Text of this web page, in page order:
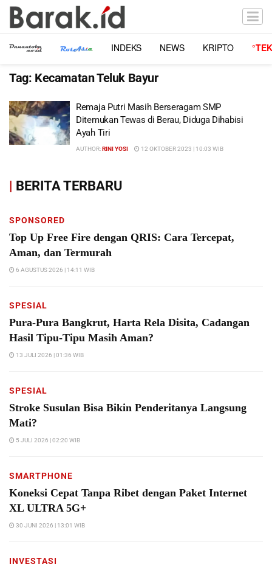
INDEKS NEWS KRIPTO
Tag: Kecamatan Teluk Bayur
Remaja Putri Masih Berseragam SMP
Ditemukan Tewas di Berau, Diduga Dihabisi
Ayah Tiri
AUTHOR:RINI YOSI 12 OKTOBER 2023 | 10:03 WIB
| BERITA TERBARU
SPONSORED
Top Up Free Fire dengan QRIS: Cara Tercepat,
Aman, dan Termurah
6 AGUSTUS 2026 | 14:11 WIB
SPESIAL
Pura-Pura Bangkrut, Harta Rela Disita, Cadangan
Hasil Tipu-Tipu Masih Aman?
13 JULI 2026 | 01:36 WIB
SPESIAL
Stroke Susulan Bisa Bikin Penderitanya Langsung
Mati?
5 JULI 2026 | 02:20 WIB
SMARTPHONE
Koneksi Cepat Tanpa Ribet dengan Paket Internet
XL ULTRA 5G+
30 JUNI 2026 | 13:01 WIB
INVESTASI